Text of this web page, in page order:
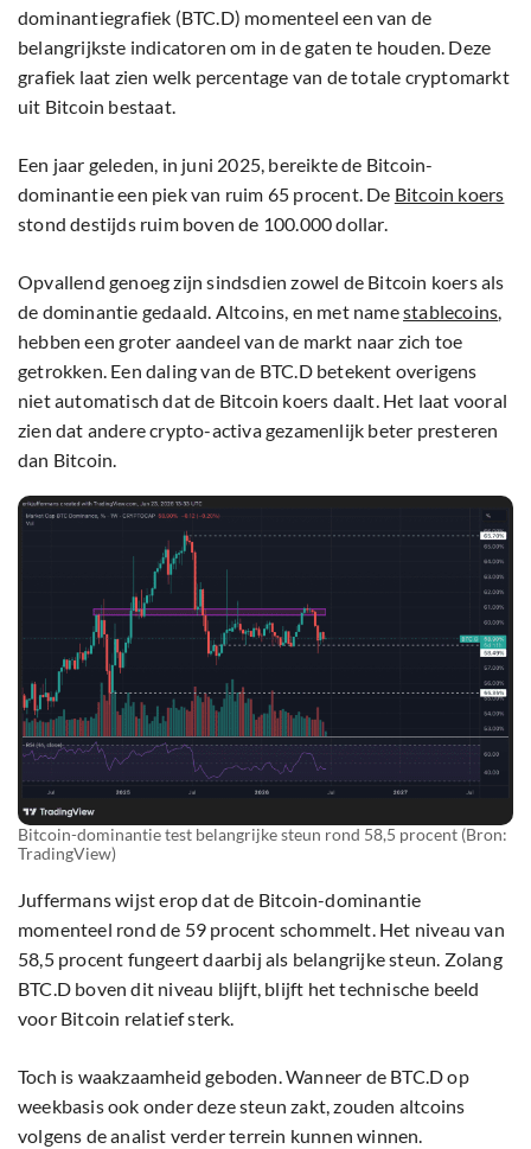
dominantiegrafiek (BTC.D) momenteel een van de
belangrijkste indicatoren om in de gaten te houden. Deze
grafiek laat zien welk percentage van de totale cryptomarkt
uit Bitcoin bestaat.
Een jaar geleden, in juni 2025, bereikte de Bitcoin-
dominantie een piek van ruim 65 procent. De Bitcoin koers
stond destijds ruim boven de 100.000 dollar.
Opvallend genoeg zijn sindsdien zowel de Bitcoin koers als
de dominantie gedaald. Altcoins, en met namestablecoins,
hebben een groter aandeel van de markt naar zich toe
getrokken. Een daling van de BTC.D betekent overigens
niet automatisch dat de Bitcoin koers daalt. Het laat vooral
zien dat andere crypto-activa gezamenlijk beter presteren
dan Bitcoin.
Bitcoin-dominantie test belangrijke steun rond 58,5 procent (Bron:
TradingView)
Juffermans wijst erop dat de Bitcoin-dominantie
momenteel rond de 59 procent schommelt. Het niveau van
58,5 procent fungeert daarbij als belangrijke steun. Zolang
BTC.D boven dit niveau blijft, blijft het technische beeld
voor Bitcoin relatief sterk.
Toch is waakzaamheid geboden. Wanneer de BTC.D op
weekbasis ook onder deze steun zakt, zouden altcoins
volgens de analist verder terrein kunnen winnen.